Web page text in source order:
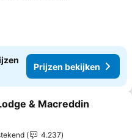
Prijzen bekijken
aan favorieten
& Macreddin
4.237